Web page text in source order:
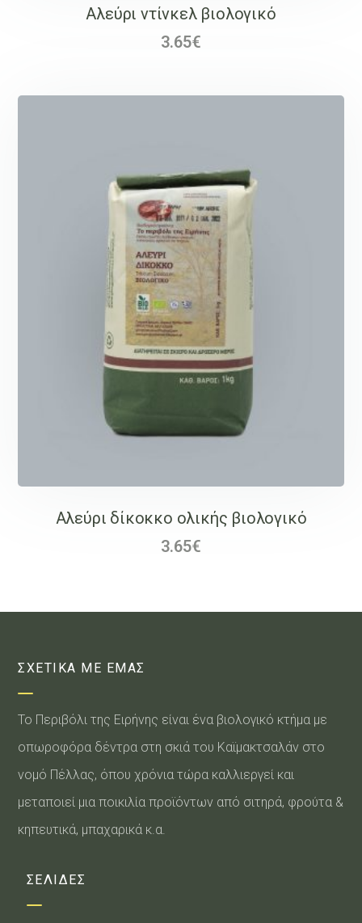
Αλεύρι ντίνκελ βιολογικό
3.65€
Αλεύρι δίκοκκο ολικής βιολογικό
3.65€
ΣΧΕΤΙΚΑ ΜΕ ΕΜΑΣ
Το Περιβόλι της Ειρήνης είναι ένα βιολογικό κτήμα με
οπωροφόρα δέντρα στη σκιά του Καϊμακτσαλάν στο
νομό Πέλλας, όπου χρόνια τώρα καλλιεργεί και
μεταποιεί μια ποικιλία προϊόντων από σιτηρά, φρούτα &
κηπευτικά, μπαχαρικά κ.α.
ΣΕΛΙΔΕΣ